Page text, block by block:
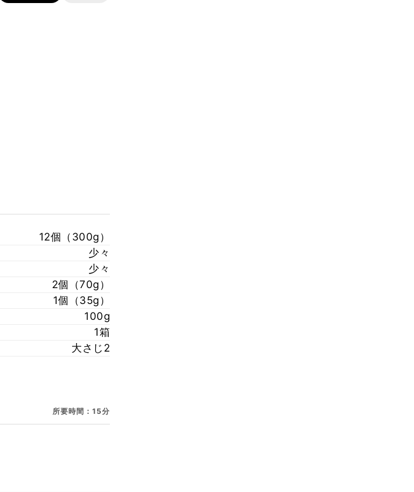
12個（300g）
少々
少々
2個（70g）
1個（35g）
100g
1箱
大さじ2
所要時間：15分